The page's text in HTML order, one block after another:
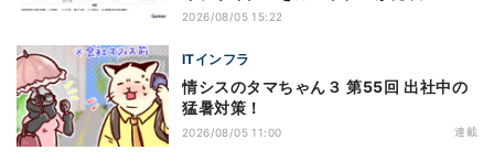
2026/08/05 15:22
ITインフラ
情シスのタマちゃん３ 第55回 出社中の
猛暑対策！
2026/08/05 11:00 連載